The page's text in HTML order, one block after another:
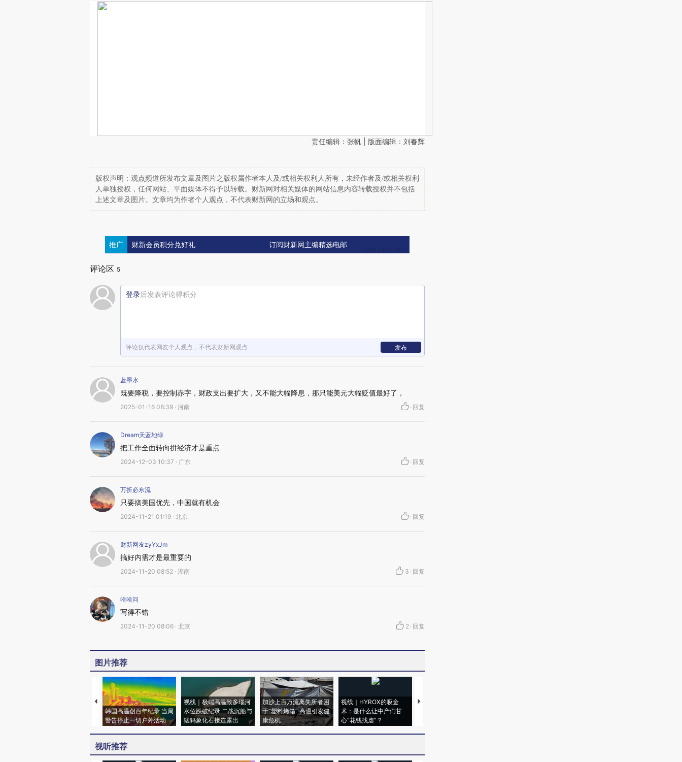
责任编辑：张帆 | 版面编辑：刘春辉
版权声明：观点频道所发布文章及图片之版权属作者本人及/或相关权利人所有，未经作者及/或相关权利
人单独授权，任何网站、平面媒体不得予以转载。财新网对相关媒体的网站信息内容转载授权并不包括
上述文章及图片。文章均为作者个人观点，不代表财新网的立场和观点。
推广 财新会员积分兑好礼 订阅财新网主编精选电邮
评论区 5
登录后发表评论得积分
评论仅代表网友个人观点，不代表财新网观点 发布
蓝墨水
既要降税，要控制赤字，财政支出要扩大，又不能大幅降息，那只能美元大幅贬值最好了，
2025-01-16 08:39 · 河南 · 回复
Dream天蓝地绿
把工作全面转向拼经济才是重点
2024-12-03 10:37 · 广东 · 回复
万折必东流
只要搞美国优先，中国就有机会
2024-11-21 01:19 · 北京 · 回复
财新网友zyYxJm
搞好内需才是最重要的
2024-11-20 08:52 · 湖南 3 · 回复
哈哈问
写得不错
2024-11-20 08:06 · 北京 2 · 回复
图片推荐
韩国高温创百年纪录 当局
警告停止一切户外活动
视线｜极端高温致多瑙河
水位跌破纪录 二战沉船与
猛犸象化石接连露出
加沙上百万流离失所者困
于“塑料烤箱” 高温引发健
康危机
视线｜HYROX的吸金
术：是什么让中产们甘
心“花钱找虐”？
马航飞行员跨国走私7万
视听推荐